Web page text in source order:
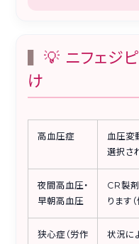
💡 ニフェジ
け
高血圧症
血圧変
選択さ
夜間高血圧・
早朝高血圧
CR製
ります
狭心症（労作
状況に